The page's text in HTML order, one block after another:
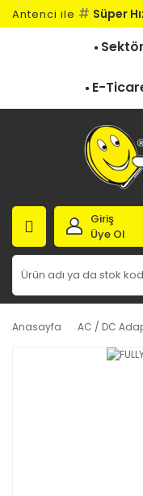
Antenci ile # Süper
E-
Giriş
Üye Ol
Anasayfa AC / DC